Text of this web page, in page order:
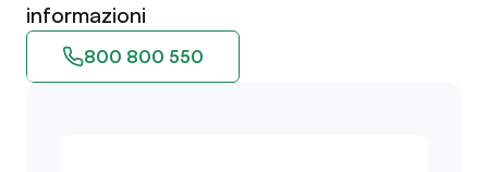
informazioni
800 800 550